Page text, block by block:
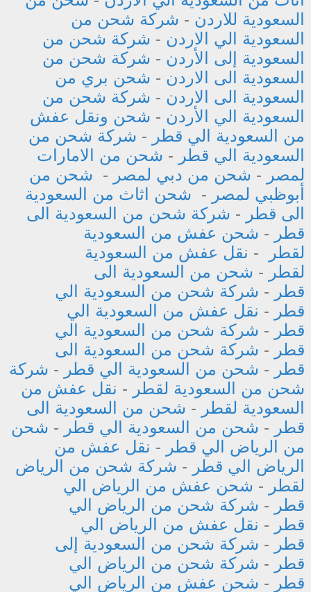
السعودية للاردن - شركة شحن من
السعودية الي الاردن - شركة شحن من
السعودية إلى الأردن - شركة شحن من
السعودية الى الاردن - شحن بري من
السعودية الى الاردن - شركة شحن من
السعودية الي الأردن - شحن ونقل عفش
من السعودية الي قطر - شركة شحن من
السعودية الي قطر - شحن من الامارات
لمصر - شحن من دبي لمصر - شحن من
أبوظبي لمصر - شحن اثاث من السعودية
الى قطر - شركة شحن من السعودية الى
قطر - شحن عفش من السعودية
لقطر
- نقل عفش من السعودية
لقطر - شحن من السعودية الى
قطر - شركة شحن من السعودية الي
قطر - نقل عفش من السعودية الي
قطر - شركة شحن من السعودية الي
قطر - شركة شحن من السعودية الى
قطر - شحن من السعودية الي قطر - شركة
شحن من السعودية لقطر - نقل عفش من
السعودية لقطر - شحن من السعودية الى
قطر - شحن من السعودية الي قطر - شحن
من الرياض الي قطر - نقل عفش من
الرياض الي قطر - شركة شحن من الرياض
لقطر - شحن عفش من الرياض الي
قطر - شركة شحن من الرياض الي
قطر - نقل عفش من الرياض الي
قطر - شركة شحن من السعودية إلى
قطر - شركة شحن من الرياض الي
قطر - شحن عفش من الرياض الي